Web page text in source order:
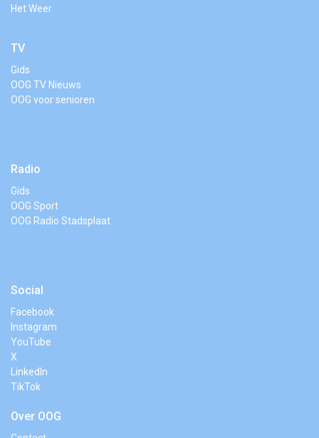
Het Weer
TV
Gids
OOG TV Nieuws
OOG voor senioren
Radio
Gids
OOG Sport
OOG Radio Stadsplaat
Social
Facebook
Instagram
YouTube
X
LinkedIn
TikTok
Over OOG